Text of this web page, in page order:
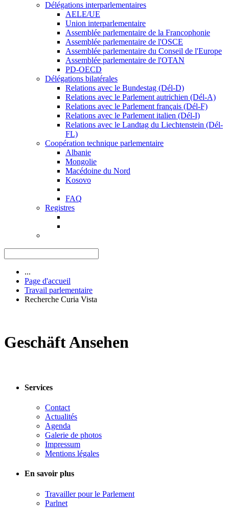
Délégations interparlementaires
AELE/UE
Union interparlementaire
Assemblée parlementaire de la Francophonie
Assemblée parlementaire de l'OSCE
Assemblée parlementaire du Conseil de l'Europe
Assemblée parlementaire de l'OTAN
PD-OECD
Délégations bilatérales
Relations avec le Bundestag (Dél-D)
Relations avec le Parlement autrichien (Dél-A)
Relations avec le Parlement français (Dél-F)
Relations avec le Parlement italien (Dél-I)
Relations avec le Landtag du Liechtenstein (Dél-
FL)
Coopération technique parlementaire
Albanie
Mongolie
Macédoine du Nord
Kosovo
FAQ
Registres
...
Page d'accueil
Travail parlementaire
Recherche Curia Vista
Geschäft Ansehen
Services
Contact
Actualités
Agenda
Galerie de photos
Impressum
Mentions légales
En savoir plus
Travailler pour le Parlement
Parlnet